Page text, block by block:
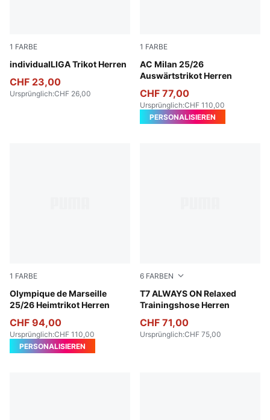
1 FARBE
individualLIGA Trikot Herren
Puma White
CHF 23,00
Ursprünglich:CHF 26,00
1 FARBE
AC Milan 25/26
Auswärtstrikot Herren
PUMA White-For All Time
CHF 77,00
Ursprünglich:CHF 110,00
PERSONALISIEREN
1 FARBE
Olympique de Marseille
25/26 Heimtrikot Herren
PUMA White-Bleu Azur
CHF 94,00
Ursprünglich:CHF 110,00
PERSONALISIEREN
6 FARBEN
T7 ALWAYS ON Relaxed
Trainingshose Herren
Chocolate Brown
CHF 71,00
Ursprünglich:CHF 75,00